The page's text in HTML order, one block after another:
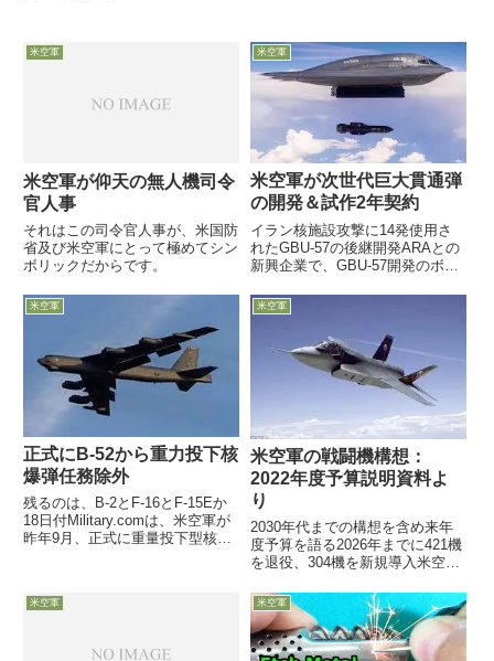
米空軍
米空軍が仰天の無人機司令
官人事
それはこの司令官人事が、米国防
省及び米空軍にとって極めてシン
ボリックだからです。
米空軍
米空軍が次世代巨大貫通弾
の開発＆試作2年契約
イラン核施設攻撃に14発使用さ
れたGBU-57の後継開発ARAとの
新興企業で、GBU-57開発のボー
GBU-57より軽量の2.2万ポンド以
下弾を要求約10個の小型版と3～
5個の実物大弾頭を納入へ9月8日
付Defe...
米空軍
正式にB-52から重力投下核
爆弾任務除外
残るのは、B-2とF-16とF-15Eか
18日付Military.comは、米空軍が
昨年9月、正式に重量投下型核爆
線部隊では、数年前から重力...
米空軍
米空軍の戦闘機構想：
2022年度予算説明資料よ
り
2030年代までの構想を含め来年
度予算を語る2026年までに421機
を退役、304機を新規導入米空軍
ン政権が発表予定の2022年度予
算案に関する米空軍作成の「論
点：talking points」ペーパーを入
手...
米空軍 米空軍